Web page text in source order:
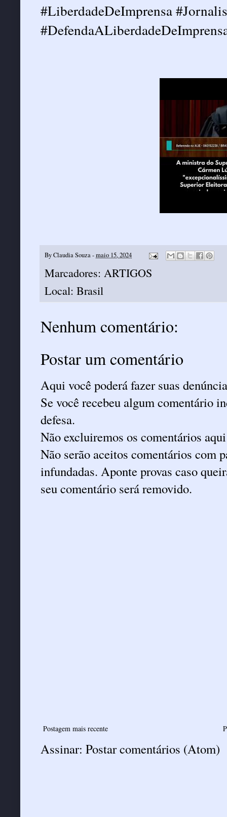
#LiberdadeDeImprensa
ByClaudia Souza-maio 15, 2024
Marcadores: ARTIGOS
Local: Brasil
Nenhum comentário:
Postar um comentário
Aqui você poderá fazer suas
Se você recebeu algum comentário
defesa.
Não excluiremos os comentários
Não serão aceitos comentários com
infundadas. Aponte provas caso
seu comentário será removido.
Postagem mais recente
Assinar: Postar comentários (Atom)